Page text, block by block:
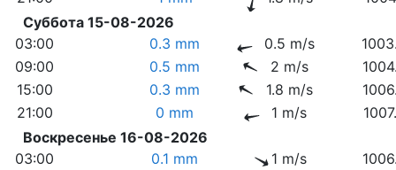
Суббота 15-08-2026
03:00
0.3 mm 0.5 m/s
09:00
0.5 mm 2 m/s
15:00
0.3 mm 1.8 m/s
21:00
0 mm 1 m/s
Воскресенье 16-08-2026
03:00
0.1 mm 1 m/s